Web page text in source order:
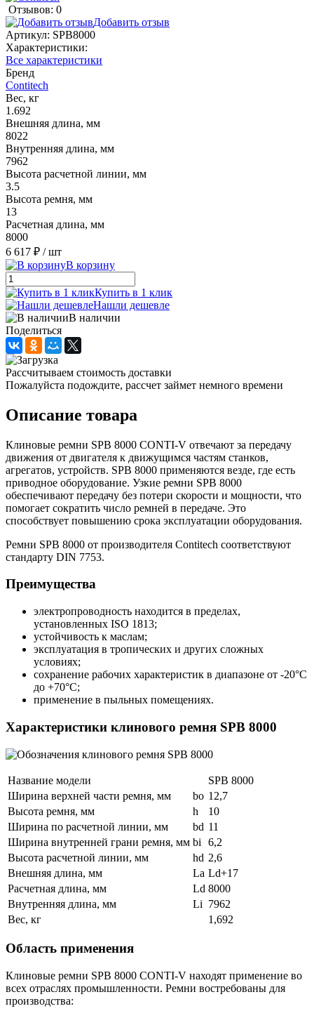
Отзывов: 0
Добавить отзыв
Артикул: SPB8000
Характеристики:
Все характеристики
Бренд
Contitech
Вес, кг
1.692
Внешняя длина, мм
8022
Внутренняя длина, мм
7962
Высота расчетной линии, мм
3.5
Высота ремня, мм
13
Расчетная длина, мм
8000
6 617 ₽ / шт
В корзину
Купить в 1 клик
Нашли дешевле
В наличии
Поделиться
Рассчитываем стоимость доставки
Пожалуйста подождите, рассчет займет немного времени
Описание товара
Клиновые ремни SPB 8000 CONTI-V отвечают за передачу
движения от двигателя к движущимся частям станков,
агрегатов, устройств. SPB 8000 применяются везде, где есть
приводное оборудование. Узкие ремни SPB 8000
обеспечивают передачу без потери скорости и мощности, что
помогает сократить число ремней в передаче. Это
способствует повышению срока эксплуатации оборудования.
Ремни SPB 8000 от производителя Contitech соответствуют
стандарту DIN 7753.
Преимущества
электропроводность находится в пределах,
установленных ISO 1813;
устойчивость к маслам;
эксплуатация в тропических и других сложных
условиях;
сохранение рабочих характеристик в диапазоне от -20°С
до +70°С;
применение в пыльных помещениях.
Характеристики клинового ремня SPB 8000
Название модели
SPB 8000
Ширина верхней части ремня, мм
bo 12,7
Высота ремня, мм
h
10
Ширина по расчетной линии, мм
bd 11
Ширина внутренней грани ремня, мм bi
6,2
Высота расчетной линии, мм
hd 2,6
Внешняя длина, мм
La Ld+17
Расчетная длина, мм
Ld 8000
Внутренняя длина, мм
Li 7962
Вес, кг
1,692
Область применения
Клиновые ремни SPB 8000 CONTI-V находят применение во
всех отраслях промышленности. Ремни востребованы для
производства: